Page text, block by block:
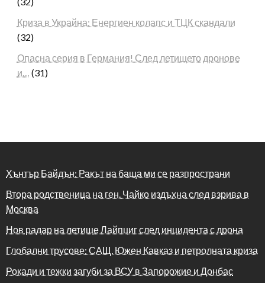
Криза в Украйна: Енергиен колапс и ТЦК скандали
(32)
Опасна серия в Германия! След летището дронове
и… (31)
Хънтър Байдън: Ракът на баща ми се разпространи
Втора родственица на ген. Чайко издъхна след взрива в
Москва
Нов радар на летище Лайпциг след инцидента с дрона
Глобални трусове: САЩ, Южен Кавказ и петролната криза
Рокади и тежки загуби за ВСУ в Запорожие и Донбас